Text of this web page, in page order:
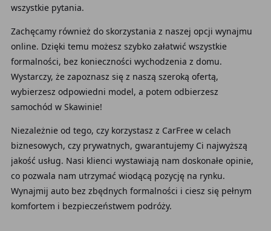
wszystkie pytania.
Zachęcamy również do skorzystania z naszej opcji wynajmu
online. Dzięki temu możesz szybko załatwić wszystkie
formalności, bez konieczności wychodzenia z domu.
Wystarczy, że zapoznasz się z naszą szeroką ofertą,
wybierzesz odpowiedni model, a potem odbierzesz
samochód w Skawinie!
Niezależnie od tego, czy korzystasz z CarFree w celach
biznesowych, czy prywatnych, gwarantujemy Ci najwyższą
jakość usług. Nasi klienci wystawiają nam doskonałe opinie,
co pozwala nam utrzymać wiodącą pozycję na rynku.
Wynajmij auto bez zbędnych formalności i ciesz się pełnym
komfortem i bezpieczeństwem podróży.